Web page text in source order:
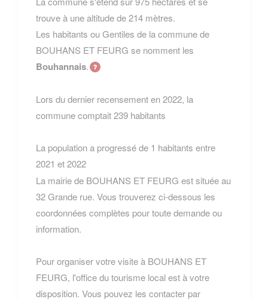
trouve à une altitude de 214 mètres.
Les habitants ou Gentiles de la commune de
BOUHANS ET FEURG se nomment les
Bouhannais.
Lors du dernier recensement en 2022, la
commune comptait 239 habitants
La population a progressé de 1 habitants entre
2021 et 2022
La mairie de BOUHANS ET FEURG est située au
32 Grande rue. Vous trouverez ci-dessous les
coordonnées complètes pour toute demande ou
information.
Pour organiser votre visite à BOUHANS ET
FEURG, l'office du tourisme local est à votre
disposition. Vous pouvez les contacter par